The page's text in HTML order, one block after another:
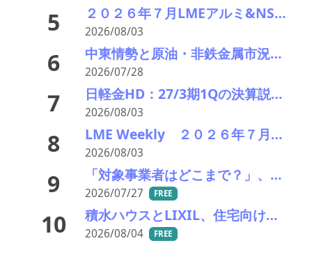
5 ２０２６年７月LMEアルミ&NSP相場推移 持ち直し、需給逼迫感が再浮上 在庫減少で回復基調
2026/08/03
6 中東情勢と原油・非鉄金属市況の行方――エモリファンドマネジメントの江守哲氏に聞く
2026/07/28
7 日軽金HD：27/3期1Qの決算説明会を開催、神戸製鋼との事業統合についてもコメント
2026/08/03
8 LME Weekly ２０２６年７月２７日－３１日 銅が高値圏維持 供給逼迫と在庫減少で買い優勢
2026/08/03
9 「対象事業者はどこまで？」、残り２年半で細部の詰め急ぐ――環境省、第１回スクラップヤード環境対策技術検討会
2026/07/27 FREE
10 積水ハウスとLIXIL、住宅向け高断熱玄関ドアで100%リサイクルアルミ「PremiAL R100」を標準採用
2026/08/04 FREE